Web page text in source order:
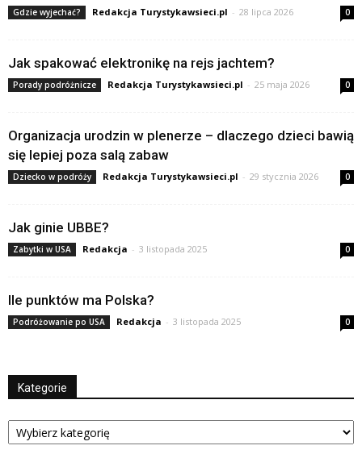
Gdzie wyjechać? Redakcja Turystykawsieci.pl - 28 lipca 2026 0
Jak spakować elektronikę na rejs jachtem?
Porady podróżnicze Redakcja Turystykawsieci.pl - 25 maja 2026 0
Organizacja urodzin w plenerze – dlaczego dzieci bawią
się lepiej poza salą zabaw
Dziecko w podróży Redakcja Turystykawsieci.pl - 29 stycznia 2026 0
Jak ginie UBBE?
Zabytki w USA Redakcja - 3 listopada 2025 0
Ile punktów ma Polska?
Podróżowanie po USA Redakcja - 3 listopada 2025 0
Kategorie
Kategorie